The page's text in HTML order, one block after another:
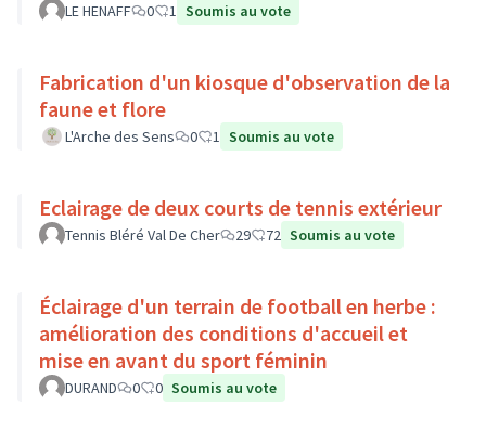
LE HENAFF 0 1 Soumis au vote
Fabrication d'un kiosque d'observation de la
faune et flore
L'Arche des Sens 0 1 Soumis au vote
Eclairage de deux courts de tennis extérieur
Tennis Bléré Val De Cher 29 72 Soumis au vote
Éclairage d'un terrain de football en herbe :
amélioration des conditions d'accueil et
mise en avant du sport féminin
DURAND 0 0 Soumis au vote